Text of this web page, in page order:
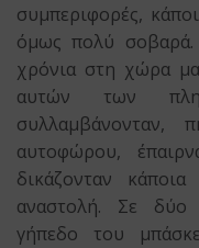
συμπεριφορές,
όμως πολύ σοβαρά.
χρόνια στη χώρα
αυτών των
συλλαμβάνονταν,
αυτοφώρου,
δικάζονταν
αναστολή. Σε δύο
γήπεδο του